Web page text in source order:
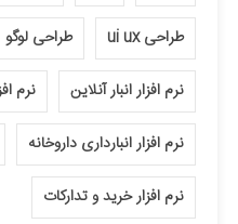
طراحی ui ux طراحی لوگو
نرم افزار انبار آنلاین نرم
نرم افزار انبارداری داروخانه
نرم افزار خرید و تدارکات